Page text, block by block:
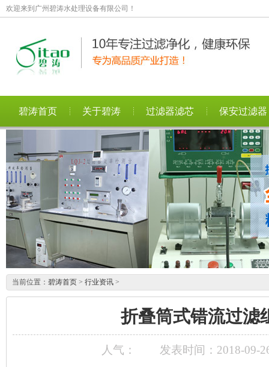
欢迎来到广州碧涛水处理设备有限公司！
碧涛首页 关于碧涛 过滤器滤芯 保安过滤器
当前位置： 碧涛首页 > 行业资讯 >
折叠筒式错流过滤
人气： 发表时间：2018-09-